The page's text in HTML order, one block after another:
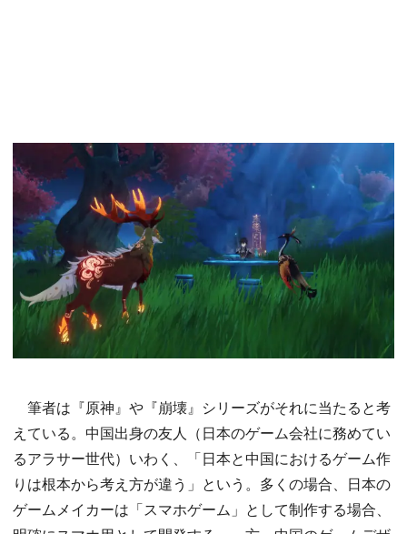
筆者は『原神』や『崩壊』シリーズがそれに当たると考
えている。中国出身の友人（日本のゲーム会社に務めてい
るアラサー世代）いわく、「日本と中国におけるゲーム作
りは根本から考え方が違う」という。多くの場合、日本の
ゲームメイカーは「スマホゲーム」として制作する場合、